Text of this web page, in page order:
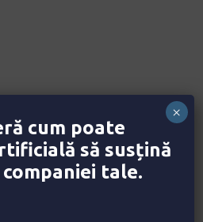
cum poate
să susțină
tale.
×